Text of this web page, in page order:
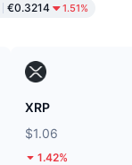
€0.3214 1.51%
XRP
$1.06
1.42%